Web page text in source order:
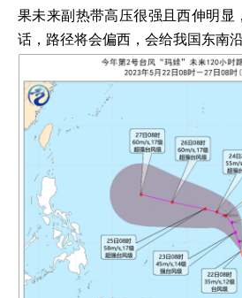
果未来副热带高压很强且西伸明显
话，路径将会偏西，会给我国东南